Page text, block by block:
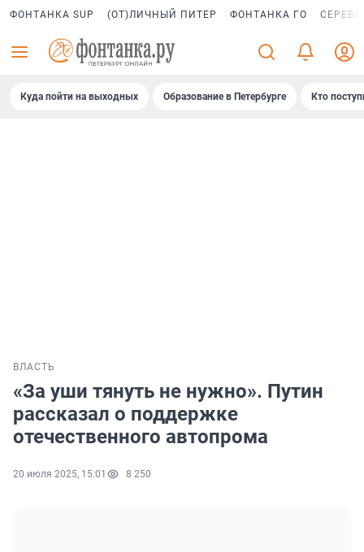
ФОНТАНКА SUP (ОТ)ЛИЧНЫЙ ПИТЕР ФОНТАНКА ГО
Куда пойти на выходных Образование в Петербурге Кто
ВЛАСТЬ
«За уши тянуть не нужно». Путин
рассказал о поддержке
отечественного автопрома
20 июля 2025, 15:01 8 250